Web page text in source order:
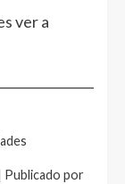
ver a
Publicado por